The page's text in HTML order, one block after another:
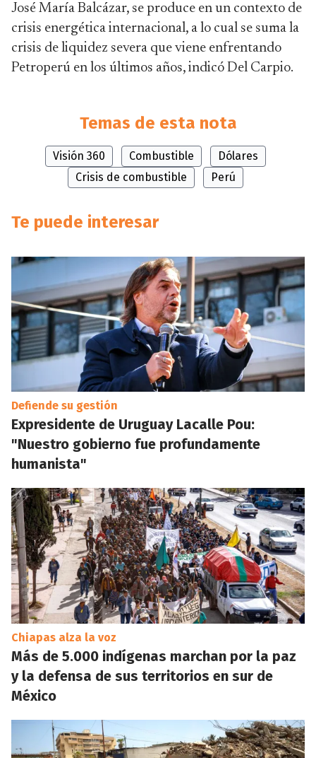
José María Balcázar, se produce en un contexto de
crisis energética internacional, a lo cual se suma la
crisis de liquidez severa que viene enfrentando
Petroperú en los últimos años, indicó Del Carpio.
Temas de esta nota
Visión 360 Combustible
Dólares
Crisis de combustible
Perú
Te puede interesar
Defiende su gestión
Expresidente de Uruguay Lacalle Pou:
"Nuestro gobierno fue profundamente
humanista"
Chiapas alza la voz
Más de 5.000 indígenas marchan por la paz
y la defensa de sus territorios en sur de
México